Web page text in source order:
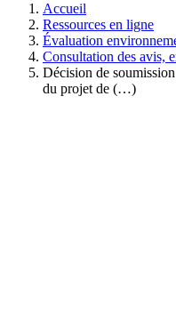
Accueil
Ressources en ligne
Évaluation
Consultation des avis,
Décision de
du projet de (…)